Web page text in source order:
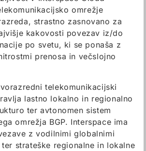
omrežje
strastno zasnovano za
kakovosti povezav iz/do
po svetu, ki se ponaša z
prenosa in večslojno
telekomunikacijski
lastno lokalno in regionalno
ter avtonomen sistem
omrežja BGP. Interspace ima
z vodilnimi globalnimi
strateške regionalne in lokalne